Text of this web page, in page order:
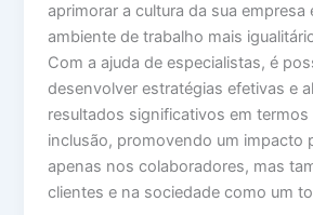
aprimorar a cultura da sua empresa
ambiente de trabalho mais
Com a ajuda de especialistas, é
desenvolver estratégias efetivas e
resultados significativos em termos
inclusão, promovendo um impacto
apenas nos colaboradores, mas
clientes e na sociedade como um